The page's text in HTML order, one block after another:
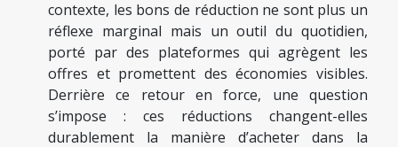
contexte, les bons de réduction ne sont plus un
réflexe marginal mais un outil du quotidien,
porté par des plateformes qui agrègent les
offres et promettent des économies visibles.
Derrière ce retour en force, une question
s’impose : ces réductions changent-elles
durablement la manière d’acheter dans la